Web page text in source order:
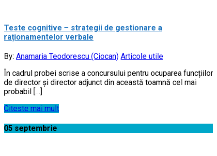
Teste cognitive – strategii de gestionare a
raționamentelor verbale
By: Anamaria Teodorescu (Ciocan) Articole utile
În cadrul probei scrise a concursului pentru ocuparea funcțiilor
de director și director adjunct din această toamnă cel mai
probabil […]
Citeste mai mult
05 septembrie